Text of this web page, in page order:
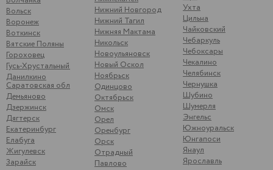
Вольск
Воронеж
Воткинск
Вятские Поляны
Гороховец
Гусь-Хрустальный
Данилкино
Саратовская обл
Демьяново
Дзержинск
Дягтерск
Екатеринбург
Елабуга
Жигулевск
Зарайск
Нижний Новгород
Нижний Тагил
Нижняя Мактама
Никольск
Новоульяновск
Новый Оскол
Ноябрьск
Одинцово
Октябрьск
Омск
Орел
Оренбург
Орск
Отрадный
Павлово
Ухта
Цильна
Чайковский
Чебаркуль
Чебоксары
Чекалино
Челябинск
Чернушка
Шубино
Шумерля
Энгельс
Южноуральск
Юнгапоси
Янаул
Ярославль